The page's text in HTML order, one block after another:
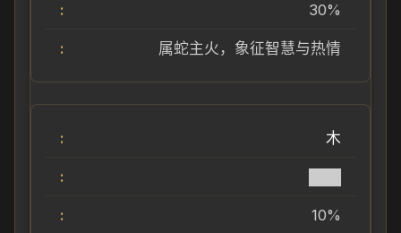
30%
属蛇主火，象征智慧与热情
木
10%